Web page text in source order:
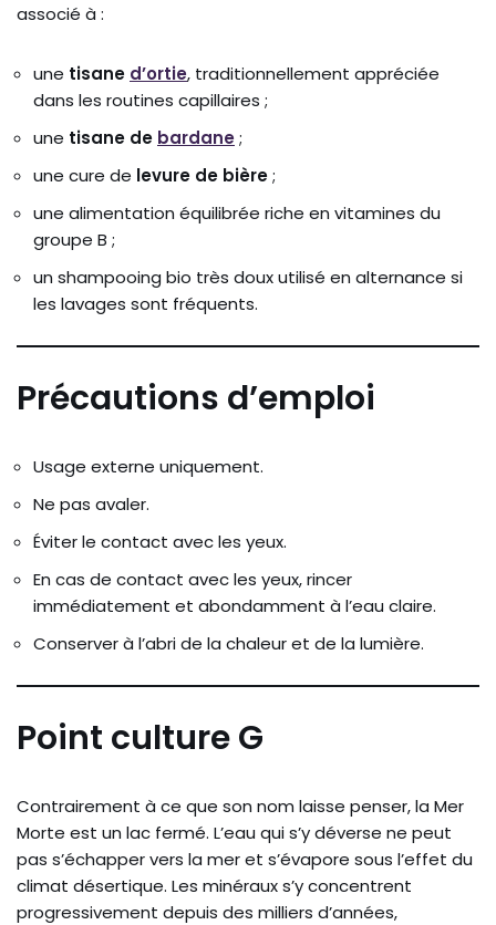
associé à :
une tisane d’ortie, traditionnellement appréciée
dans les routines capillaires ;
une tisane de bardane;
une cure de levure de bière;
une alimentation équilibrée riche en vitamines du
groupe B ;
un shampooing bio très doux utilisé en alternance si
les lavages sont fréquents.
Précautions d’emploi
Usage externe uniquement.
Ne pas avaler.
Éviter le contact avec les yeux.
En cas de contact avec les yeux, rincer
immédiatement et abondamment à l’eau claire.
Conserver à l’abri de la chaleur et de la lumière.
Point culture G
Contrairement à ce que son nom laisse penser, la Mer
Morte est un lac fermé. L’eau qui s’y déverse ne peut
pas s’échapper vers la mer et s’évapore sous l’effet du
climat désertique. Les minéraux s’y concentrent
progressivement depuis des milliers d’années,